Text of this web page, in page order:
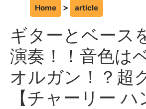
Home article
ギターとベース
演奏！！音色は
オルガン！？超
【チャーリー ハ